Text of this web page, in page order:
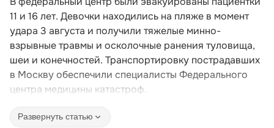
11 и 16 лет. Девочки находились на пляже в момент
удара 3 августа и получили тяжелые минно-
взрывные травмы и осколочные ранения туловища,
шеи и конечностей. Транспортировку пострадавших
в Москву обеспечили специалисты Федерального
центра медицины катастроф.
Развернуть статью